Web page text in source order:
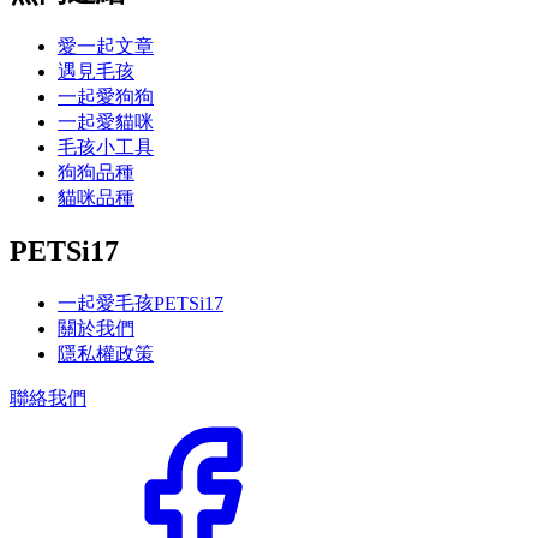
愛一起文章
遇見毛孩
一起愛狗狗
一起愛貓咪
毛孩小工具
狗狗品種
貓咪品種
PETSi17
一起愛毛孩PETSi17
關於我們
隱私權政策
聯絡我們